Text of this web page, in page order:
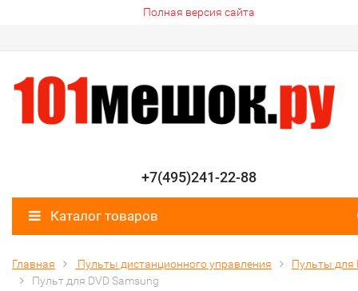
Полная версия сайта
+7(495)241-22-88
Каталог товаров
Главная Пульты дистанционного управления
Пульты для
Пульт для DVD Samsung